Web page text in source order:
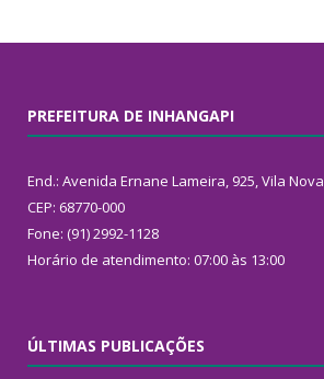
PREFEITURA DE INHANGAPI
End.: Avenida Ernane Lameira, 925, Vila Nova
CEP: 68770-000
Fone: (91) 2992-1128
Horário de atendimento: 07:00 às 13:00
ÚLTIMAS PUBLICAÇÕES